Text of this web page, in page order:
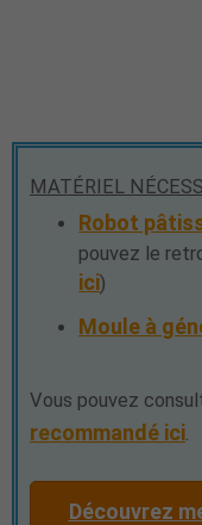
MATÉRIEL
Robot
pouvez le
ici)
Moule à
Vous pouvez
recommandé ici
Découvrez